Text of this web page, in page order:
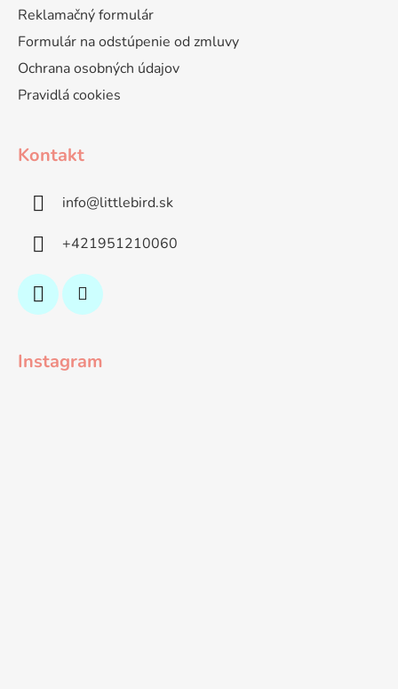
Reklamačný formulár
Formulár na odstúpenie od zmluvy
Ochrana osobných údajov
Pravidlá cookies
Kontakt
info@littlebird.sk
+421951210060
Instagram